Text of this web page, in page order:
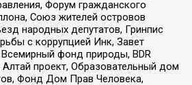
Форум гражданского
Союз жителей островов
народных депутатов, Гринпис
с коррупцией Инк, Завет
Всемирный фонд природы, BDR
Алтай проект, Образовательный дом
Фонд Дом Прав Человека,